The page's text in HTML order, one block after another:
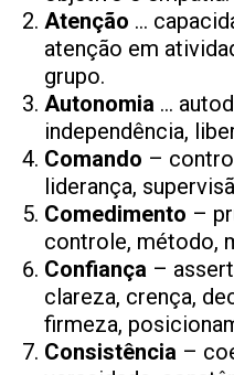
Atenção …
atenção em
grupo.
Autonomia …
independência,
Comando –
liderança,
Comedimento –
controle, método,
Confiança –
clareza, crença,
firmeza,
Consistência –